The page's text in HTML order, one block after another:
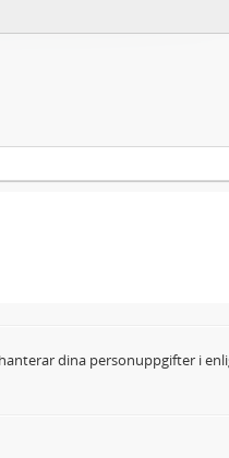
dina personuppgifter i